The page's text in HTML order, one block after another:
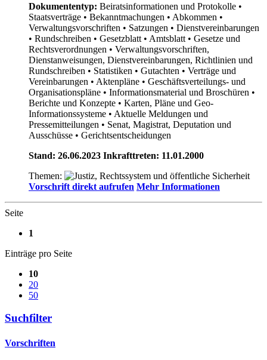
Dokumententyp: Beiratsinformationen und Protokolle •
Staatsverträge • Bekanntmachungen • Abkommen •
Verwaltungsvorschriften • Satzungen • Dienstvereinbarungen
• Rundschreiben • Gesetzblatt • Amtsblatt • Gesetze und
Rechtsverordnungen • Verwaltungsvorschriften,
Dienstanweisungen, Dienstvereinbarungen, Richtlinien und
Rundschreiben • Statistiken • Gutachten • Verträge und
Vereinbarungen • Aktenpläne • Geschäftsverteilungs- und
Organisationspläne • Informationsmaterial und Broschüren •
Berichte und Konzepte • Karten, Pläne und Geo-
Informationssysteme • Aktuelle Meldungen und
Pressemitteilungen • Senat, Magistrat, Deputation und
Ausschüsse • Gerichtsentscheidungen
Stand: 26.06.2023 Inkrafttreten: 11.01.2000
Themen:
Vorschrift direkt aufrufen Mehr Informationen
Seite
1
Einträge pro Seite
10
20
50
Suchfilter
Vorschriften